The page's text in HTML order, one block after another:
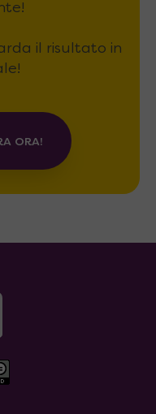
il risultato in
ORA!